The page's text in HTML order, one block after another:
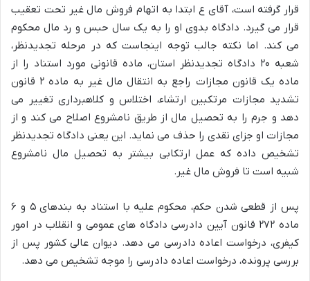
قرار گرفته است، آقای ع ابتدا به اتهام فروش مال غیر تحت تعقیب
قرار می گیرد. دادگاه بدوی او را به یک سال حبس و رد مال محکوم
می کند. اما نکته جالب توجه اینجاست که در مرحله تجدیدنظر،
شعبه ۲۰ دادگاه تجدیدنظر استان، ماده قانونی مورد استناد را از
ماده یک قانون مجازات راجع به انتقال مال غیر به ماده ۲ قانون
تشدید مجازات مرتکبین ارتشاء، اختلاس و کلاهبرداری تغییر می
دهد و جرم را به تحصیل مال از طریق نامشروع اصلاح می کند و از
مجازات او جزای نقدی را حذف می نماید. این یعنی دادگاه تجدیدنظر
تشخیص داده که عمل ارتکابی بیشتر به تحصیل مال نامشروع
شبیه است تا فروش مال غیر.
پس از قطعی شدن حکم، محکوم علیه با استناد به بندهای ۵ و ۶
ماده ۲۷۲ قانون آیین دادرسی دادگاه های عمومی و انقلاب در امور
کیفری، درخواست اعاده دادرسی می دهد. دیوان عالی کشور پس از
بررسی پرونده، درخواست اعاده دادرسی را موجه تشخیص می دهد.